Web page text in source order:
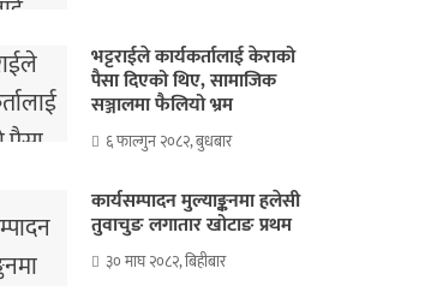
भट्टराईले कार्यकर्तालाई केराको
पैसा दिएको थिए, सामाजिक
सञ्जालमा फैलियो भ्रम
६ फाल्गुन २०८२, बुधबार
कार्यसम्पादन मुल्याङ्कनमा हलेसी
तुवाचुङ लगातार खोटाङ प्रथम
३० माघ २०८२, बिहीबार